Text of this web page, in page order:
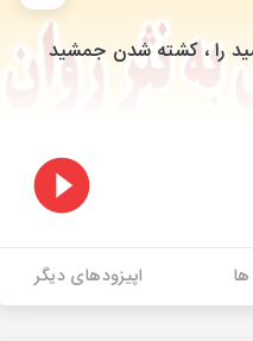
اپیزودهای دیگر